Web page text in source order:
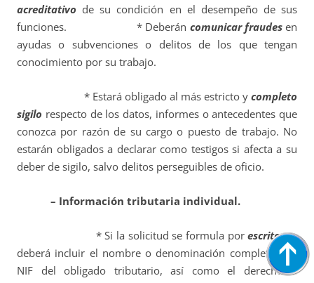
acreditativo de su condición en el desempeño de sus
funciones. * Deberán comunicar fraudesen
ayudas o subvenciones o delitos de los que tengan
conocimiento por su trabajo.
* Estará obligado al más estricto y completo
sigilo respecto de los datos, informes o antecedentes que
conozca por razón de su cargo o puesto de trabajo. No
estarán obligados a declarar como testigos si afecta a su
deber de sigilo, salvo delitos perseguibles de oficio.
– Información tributaria individual.
* Si la solicitud se formula porescrito, se
deberá incluir el nombre o denominación completa y el
NIF del obligado tributario, así como el derecho u